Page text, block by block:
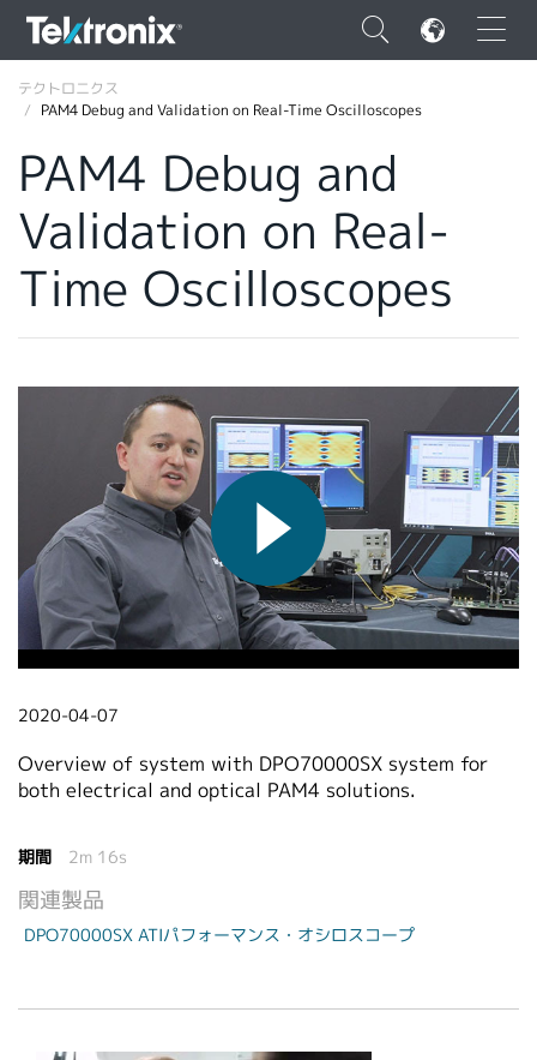
×
ENGLISH
FRANÇAIS
简体中文
日本語
韓国語
繁體中文
テクトロニクス
PAM4 Debug and Validation on Real-Time Oscilloscopes
PAM4 Debug and
Validation on Real-
Time Oscilloscopes
2020-04-07
Overview of system with DPO70000SX system for
both electrical and optical PAM4 solutions.
期間 2m 16s
関連製品
DPO70000SX ATIパフォーマンス・オシロスコープ